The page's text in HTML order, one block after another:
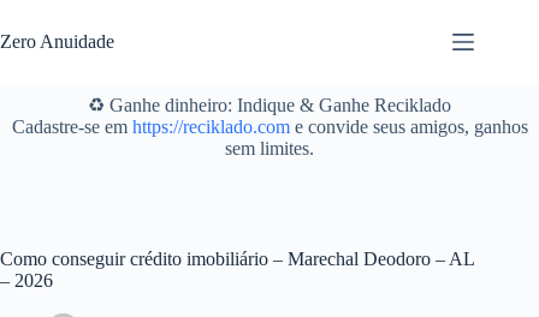
para
o
Zero Anuidade
♻️ Ganhe dinheiro: Indique & Ganhe Reciklado
Cadastre-se em https://reciklado.come convide seus amigos, ganhos
sem limites.
Como conseguir crédito imobiliário – Marechal Deodoro – AL
– 2026